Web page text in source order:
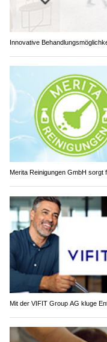
Innovative
Merita Reinigungen GmbH sorgt
Mit der VIFIT Group AG kluge